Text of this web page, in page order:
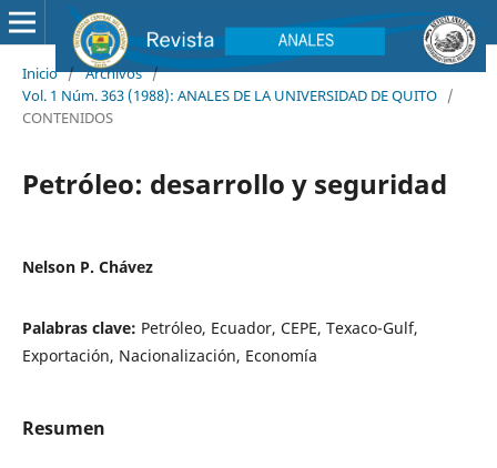
Inicio / Archivos /
Vol. 1 Núm. 363 (1988): ANALES DE LA UNIVERSIDAD DE QUITO /
CONTENIDOS
Petróleo: desarrollo y seguridad
Nelson P. Chávez
Palabras clave: Petróleo, Ecuador, CEPE, Texaco-Gulf,
Exportación, Nacionalización, Economía
Resumen